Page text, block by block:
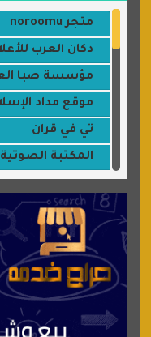
متجر noroomu
دكان العرب
مؤسسة صبا
موقع مداد
تي في قران
المكتبة
جميلتي حواء
موقع سيارات
عالم كوكي
سورة قران
شركة إعمار
شبكة رأيي